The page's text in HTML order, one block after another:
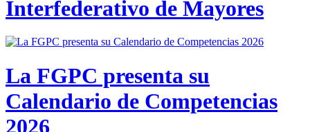
Interfederativo de Mayores
La FGPC presenta su
Calendario de Competencias
2026